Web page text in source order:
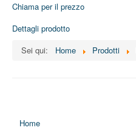
Chiama per il prezzo
Dettagli prodotto
Sei qui:
Home Prodotti
Home